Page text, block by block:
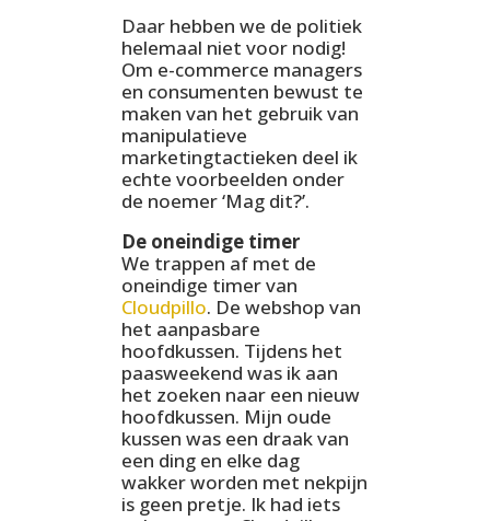
Daar hebben we de politiek
helemaal niet voor nodig!
Om e-commerce managers
en consumenten bewust te
maken van het gebruik van
manipulatieve
marketingtactieken deel ik
echte voorbeelden onder
de noemer ‘Mag dit?’.
De oneindige timer
We trappen af met de
oneindige timer van
Cloudpillo. De webshop van
het aanpasbare
hoofdkussen. Tijdens het
paasweekend was ik aan
het zoeken naar een nieuw
hoofdkussen. Mijn oude
kussen was een draak van
een ding en elke dag
wakker worden met nekpijn
is geen pretje. Ik had iets